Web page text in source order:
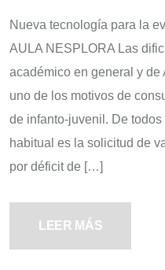
Nueva tecnología para la
AULA NESPLORA Las
académico en general y
uno de los motivos de
de infanto-juvenil. De
habitual es la solicitud de
por déficit de […]
LEER MÁS